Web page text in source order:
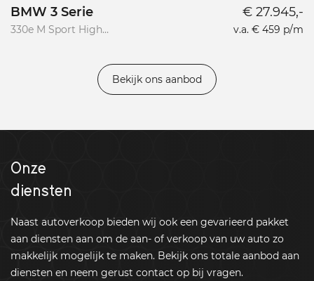
BMW 3 Serie
330e M Sport High
€ 27.945,-
v.a. € 459 p/m
Bekijk ons aanbod
Onze
diensten
Naast autoverkoop bieden wij ook een gevarieerd pakket
aan diensten aan om de aan- of verkoop van uw auto zo
makkelijk mogelijk te maken. Bekijk ons totale aanbod aan
diensten en neem gerust contact op bij vragen.